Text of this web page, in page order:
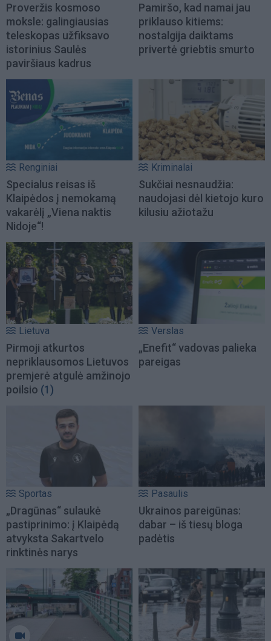
Proveržis kosmoso
moksle: galingiausias
teleskopas užfiksavo
istorinius Saulės
paviršiaus kadrus
Pamiršo, kad namai jau
priklauso kitiems:
nostalgija daiktams
privertė griebtis smurto
Renginiai
Specialus reisas iš
Klaipėdos į nemokamą
vakarėlį „Viena naktis
Nidoje“!
Kriminalai
Sukčiai nesnaudžia:
naudojasi dėl kietojo kuro
kilusiu ažiotažu
Lietuva
Pirmoji atkurtos
nepriklausomos Lietuvos
premjerė atgulė amžinojo
poilsio (1)
Verslas
„Enefit“ vadovas palieka
pareigas
Sportas
„Dragūnas“ sulaukė
pastiprinimo: į Klaipėdą
atvyksta Sakartvelo
rinktinės narys
Pasaulis
Ukrainos pareigūnas:
dabar – iš tiesų bloga
padėtis